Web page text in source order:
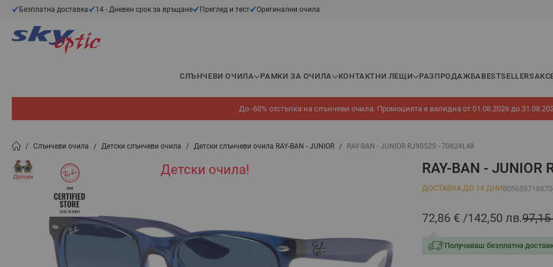
Прескачане към съдържанието
Безплатна доставка 14 - Дневен срок за връщане Преглед и тест Оригинални очила
СЛЪНЧЕВИ ОЧИЛА РАМКИ ЗА ОЧИЛА КОНТАКТНИ ЛЕЩИ РАЗПРОДАЖБАBESTSELLERS
До -60% отстъпка на слънчеви очила. Промоцията е валидна от 01.08.2026 до
/ Слънчеви очила / Детски слънчеви очила / Детски слънчеви очила RAY-BAN - JUNIOR / RAY-BAN - JUNIOR RJ9052S - 70624L48
Детски очила! RAY-BAN -
ДОСТАВКА ДО 14 ДНИ
72,86 € 142,50 лв.
Получаваш безплатна